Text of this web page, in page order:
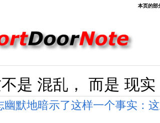
是 混乱， 而是 现实
幽默地暗示了这样一个事实：